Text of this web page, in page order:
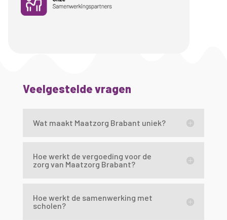
Veelgestelde vragen
Wat maakt Maatzorg Brabant uniek?
Hoe werkt de vergoeding voor de
zorg van Maatzorg Brabant?
Hoe werkt de samenwerking met
scholen?